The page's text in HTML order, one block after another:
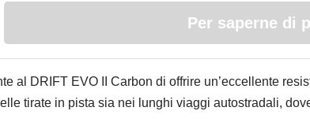
Per saperne di
al DRIFT EVO II Carbon di offrire un’eccellente
tirate in pista sia nei lunghi viaggi autostradali,